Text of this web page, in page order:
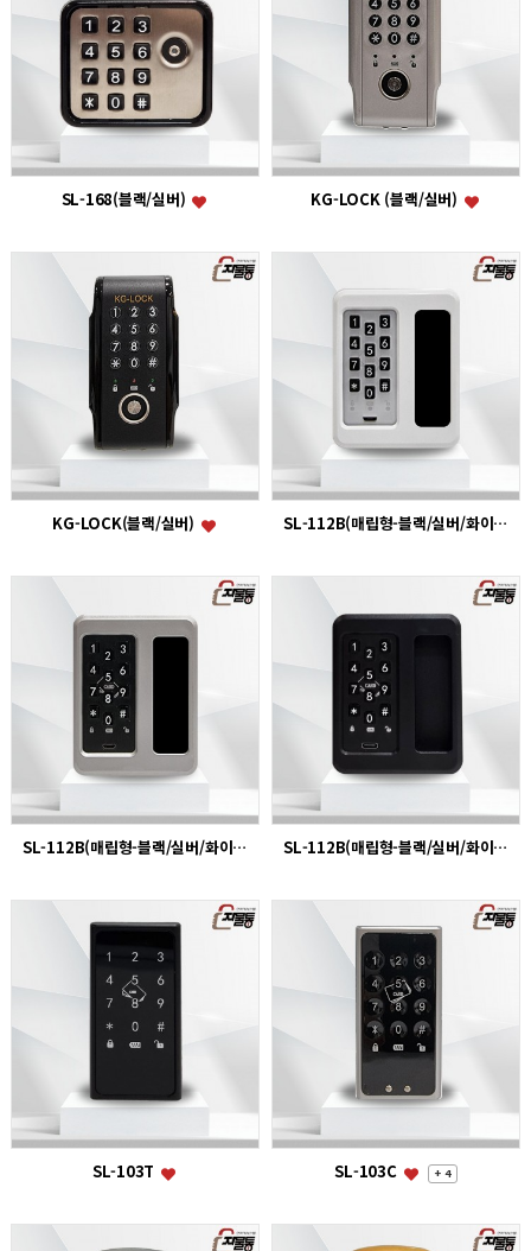
SL-168(블랙/실버) KG-LOCK (블랙/실버)
KG-LOCK(블랙/실버) SL-112B(매립형-블랙/실버/화이트)
SL-112B(매립형-블랙/실버/화이트) SL-112B(매립형-블랙/실버/화이트)
SL-103T SL-103C + 4